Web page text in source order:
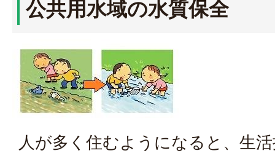
公共用水域の水質保全
人が多く住むようになると、生